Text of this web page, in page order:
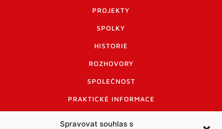
Spravovat souhlas s
PROJEKTY
SPOLKY
HISTORIE
ROZHOVORY
SPOLEČNOST
PRAKTICKÉ INFORMACE